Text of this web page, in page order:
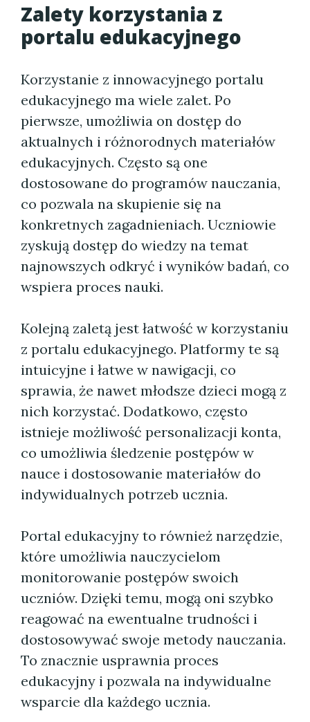
Zalety korzystania z
portalu edukacyjnego
Korzystanie z innowacyjnego portalu
edukacyjnego ma wiele zalet. Po
pierwsze, umożliwia on dostęp do
aktualnych i różnorodnych materiałów
edukacyjnych. Często są one
dostosowane do programów nauczania,
co pozwala na skupienie się na
konkretnych zagadnieniach. Uczniowie
zyskują dostęp do wiedzy na temat
najnowszych odkryć i wyników badań, co
wspiera proces nauki.
Kolejną zaletą jest łatwość w korzystaniu
z portalu edukacyjnego. Platformy te są
intuicyjne i łatwe w nawigacji, co
sprawia, że nawet młodsze dzieci mogą z
nich korzystać. Dodatkowo, często
istnieje możliwość personalizacji konta,
co umożliwia śledzenie postępów w
nauce i dostosowanie materiałów do
indywidualnych potrzeb ucznia.
Portal edukacyjny to również narzędzie,
które umożliwia nauczycielom
monitorowanie postępów swoich
uczniów. Dzięki temu, mogą oni szybko
reagować na ewentualne trudności i
dostosowywać swoje metody nauczania.
To znacznie usprawnia proces
edukacyjny i pozwala na indywidualne
wsparcie dla każdego ucznia.